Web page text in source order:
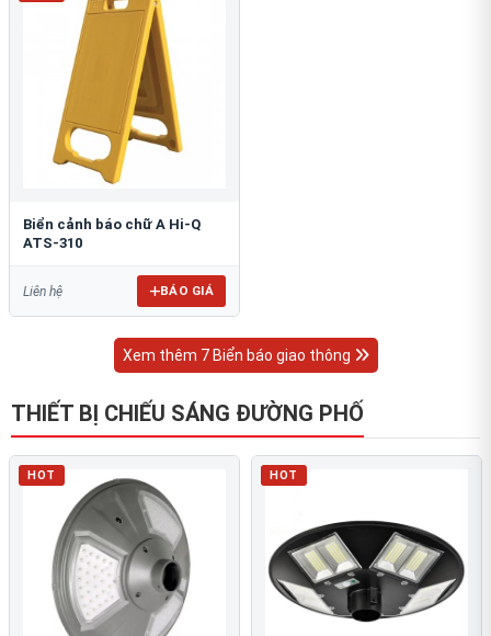
Biển cảnh báo chữ A Hi-Q
ATS-310
Liên hệ BÁO GIÁ
Xem thêm 7 Biển báo giao thông
THIẾT BỊ CHIẾU SÁNG ĐƯỜNG PHỐ
HOT HOT